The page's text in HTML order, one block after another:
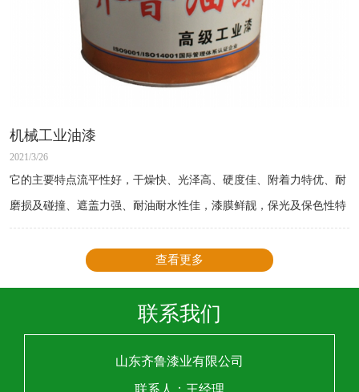
机械工业油漆
2021/3/26
它的主要特点流平性好，干燥快、光泽高、硬度佳、附着力特优、耐
磨损及碰撞、遮盖力强、耐油耐水性佳，漆膜鲜靓，保光及保色性特
佳。
查看更多
联系我们
山东齐鲁漆业有限公司